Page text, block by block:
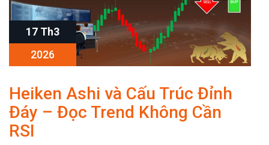
17 Th3
2026
Heiken Ashi và Cấu Trúc Đỉnh
Đáy – Đọc Trend Không Cần
RSI